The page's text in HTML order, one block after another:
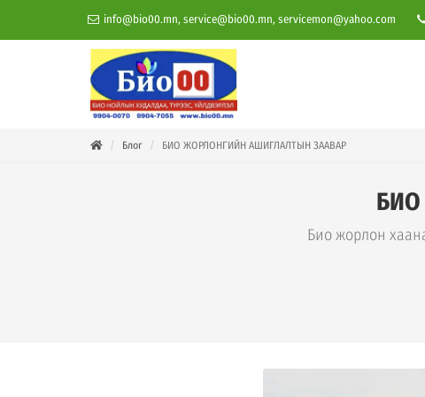
info@bio00.mn, service@bio00.mn, servicemon@yahoo.com
Блог БИО ЖОРЛОНГИЙН АШИГЛАЛТЫН ЗААВАР
Био жорлон